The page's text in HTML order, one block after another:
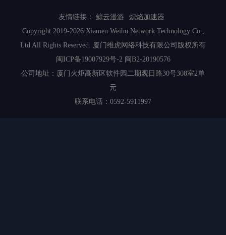
友情链接： 鲸云漫游
炽焰加速器
Copyright 2019-2026 Xiamen Weihu Network Technology Co.,
Ltd All Rights Reserved. 厦门维虎网络科技有限公司版权所有
闽ICP备19007929号-2 闽B2-20190576
公司地址：厦门火炬高新区软件园二期观日路30号308室2单
元
联系电话：0592-5911997